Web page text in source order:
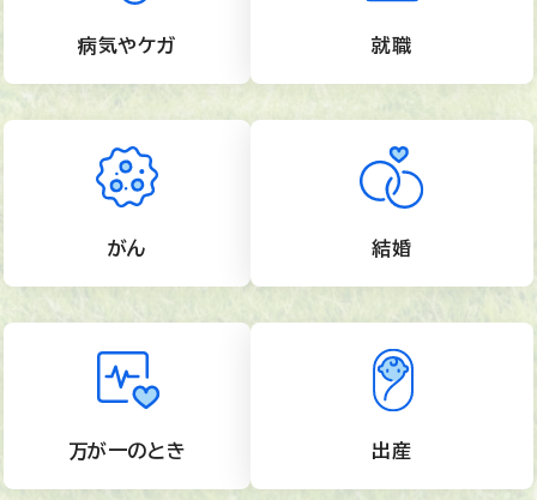
病気やケガ
がん
万が一のとき
就職
結婚
出産